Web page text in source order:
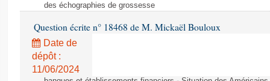
des échographies de grossesse
Question écrite n° 18468 de M. Mickaël Bouloux
Date de
dépôt :
11/06/2024